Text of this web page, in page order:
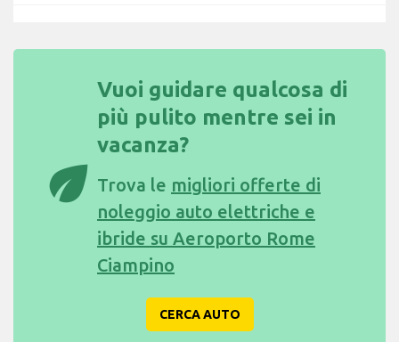
eco
Vuoi guidare qualcosa di
più pulito mentre sei in
vacanza?
Trova le migliori offerte di
noleggio auto elettriche e
ibride su Aeroporto Rome
Ciampino
CERCA AUTO